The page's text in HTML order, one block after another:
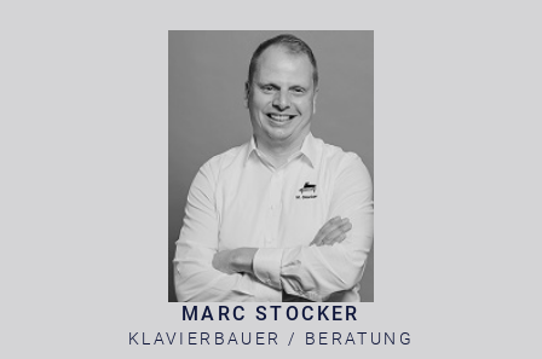
MARC STOCKER
KLAVIERBAUER / BERATUNG